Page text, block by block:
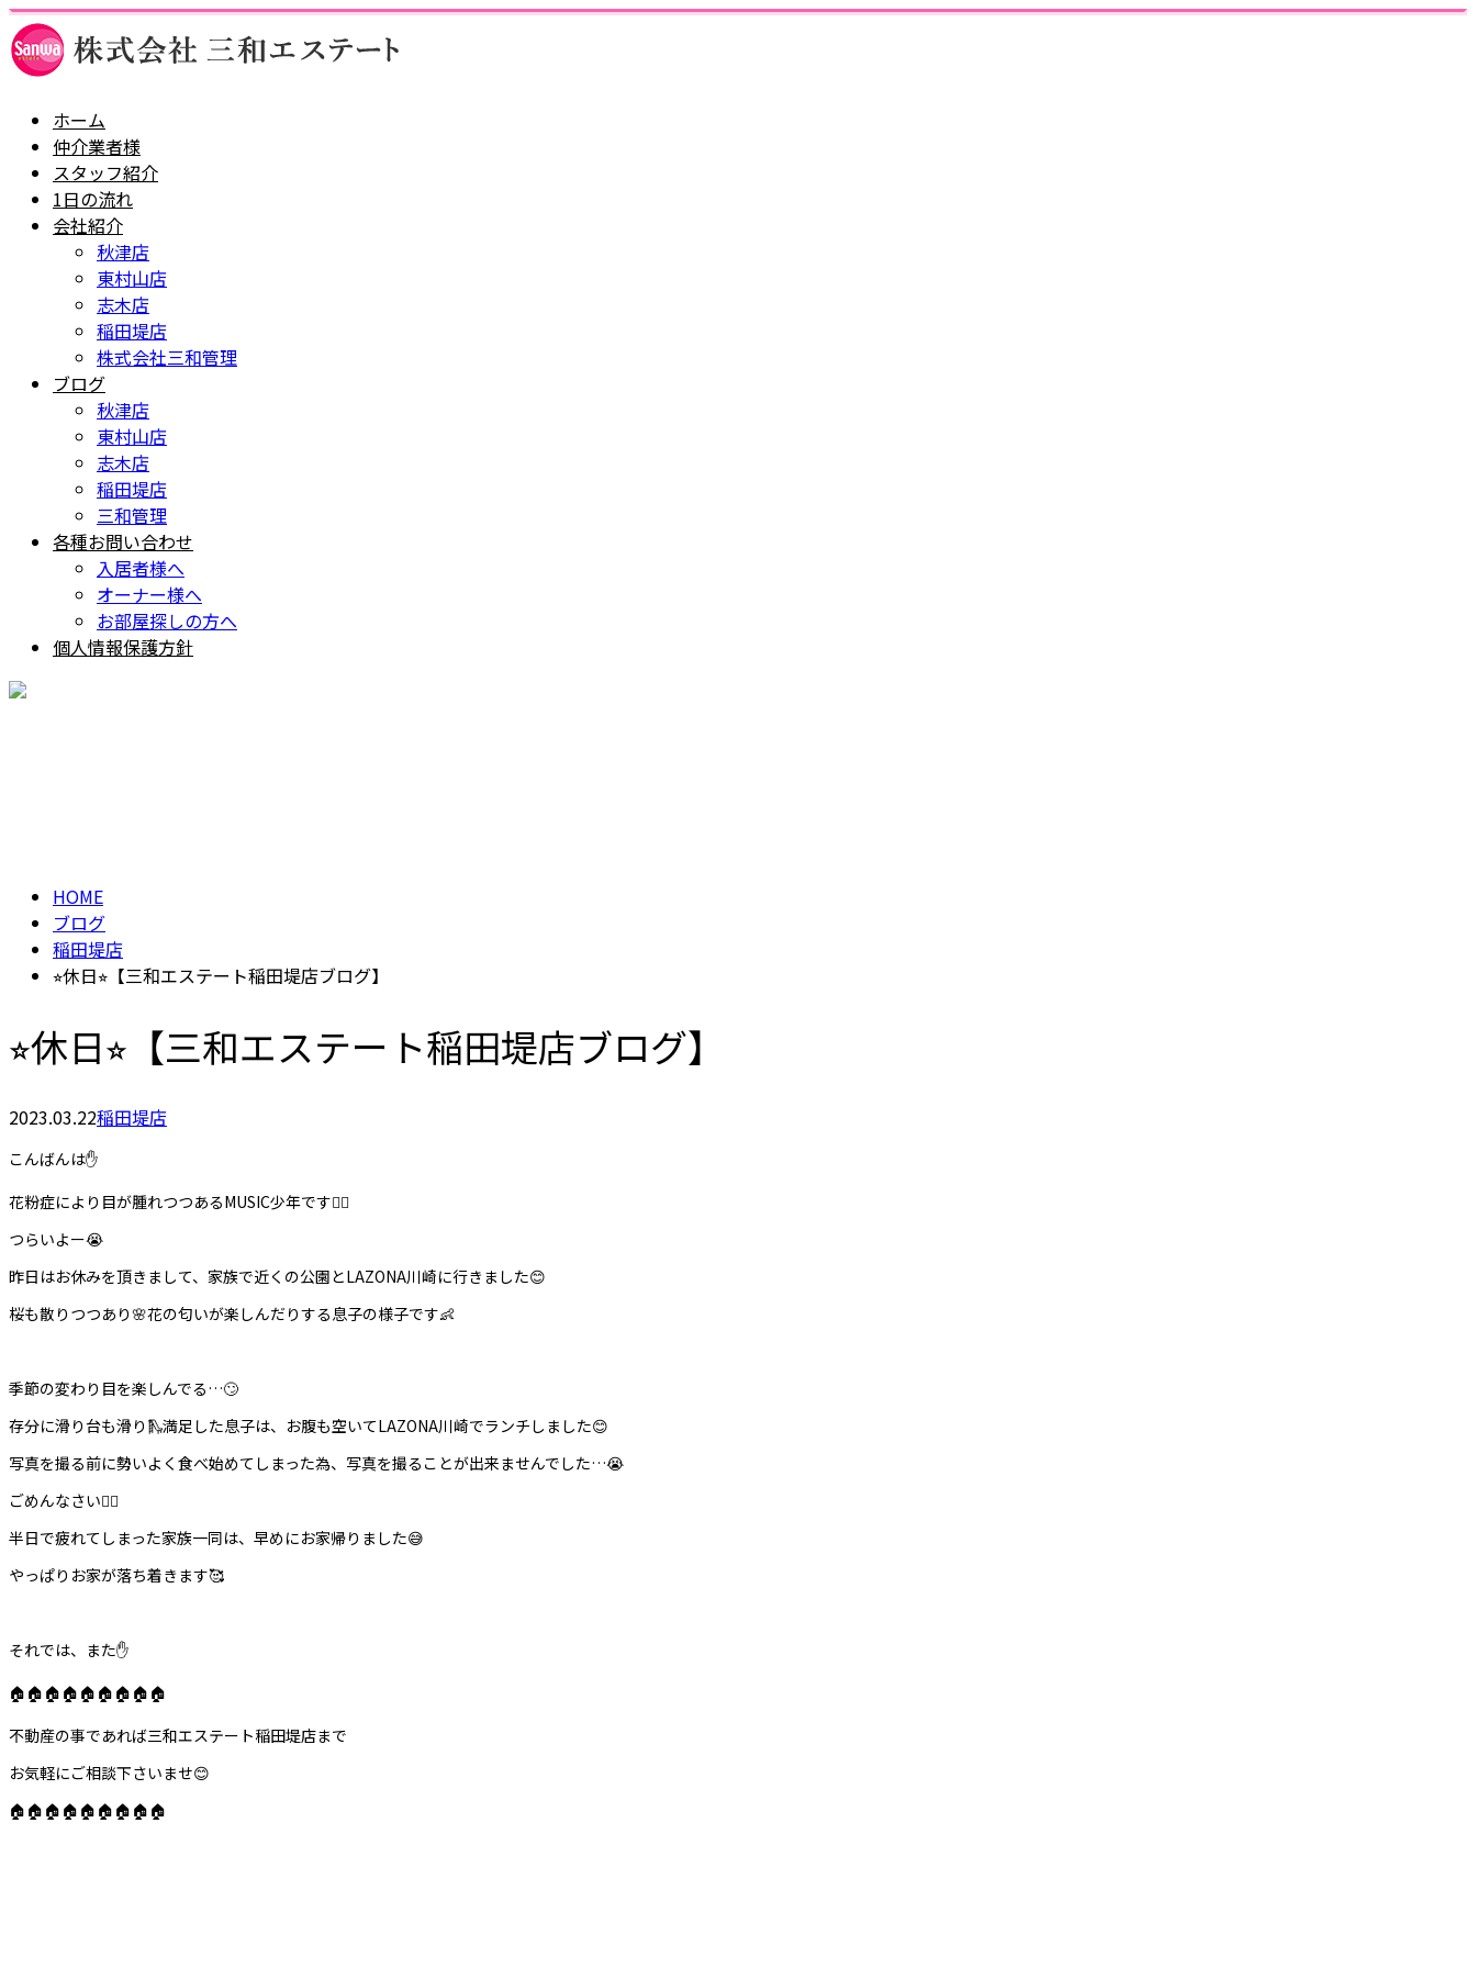
ホーム
仲介業者様
スタッフ紹介
1日の流れ
会社紹介
秋津店
東村山店
志木店
稲田堤店
株式会社三和管理
ブログ
秋津店
東村山店
志木店
稲田堤店
三和管理
各種お問い合わせ
入居者様へ
オーナー様へ
お部屋探しの方へ
個人情報保護方針
HOME
ブログ
稲田堤店
⭐︎休日⭐︎【三和エステート稲田堤店ブログ】
⭐︎休日⭐︎【三和エステート稲田堤店ブログ】
2023.03.22稲田堤店
こんばんは✋
花粉症により目が腫れつつあるMUSIC少年です🙋‍♂️
つらいよー😭
昨日はお休みを頂きまして、家族で近くの公園とLAZONA川崎に行きました😊
桜も散りつつあり🌸花の匂いが楽しんだりする息子の様子です👶
季節の変わり目を楽しんでる…🙄
存分に滑り台も滑り🛝満足した息子は、お腹も空いてLAZONA川崎でランチしました😊
写真を撮る前に勢いよく食べ始めてしまった為、写真を撮ることが出来ませんでした…😭
ごめんなさい🙇‍♂️
半日で疲れてしまった家族一同は、早めにお家帰りました😅
やっぱりお家が落ち着きます🥰
それでは、また✋
🏠🏠🏠🏠🏠🏠🏠🏠🏠
不動産の事であれば三和エステート稲田堤店まで
お気軽にご相談下さいませ😊
🏠🏠🏠🏠🏠🏠🏠🏠🏠